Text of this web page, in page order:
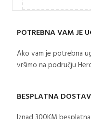
POTREBNA VAM JE
Ako vam je potrebna
vršimo na području
BESPLATNA